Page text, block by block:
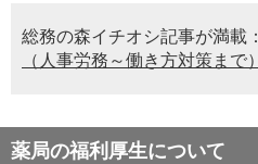
総務の森イチオシ記事が満載：
（人事労務～働き方対策まで）
薬局の福利厚生について